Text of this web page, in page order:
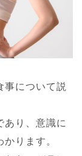
事について説
あり、意識に
ります。